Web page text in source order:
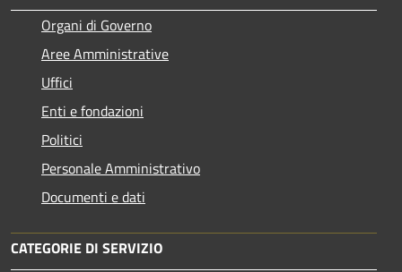
Organi di Governo
Aree Amministrative
Uffici
Enti e fondazioni
Politici
Personale Amministrativo
Documenti e dati
CATEGORIE DI SERVIZIO